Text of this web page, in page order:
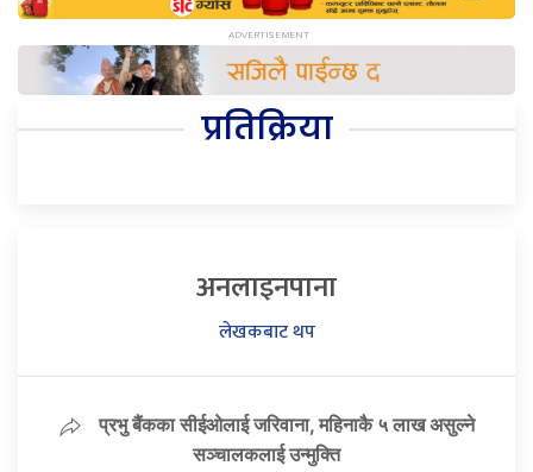
प्रतिक्रिया
अनलाइनपाना
लेखकबाट थप
प्रभु बैंकका सीईओलाई जरिवाना, महिनाकै ५ लाख असुल्ने
सञ्चालकलाई उन्मुक्ति